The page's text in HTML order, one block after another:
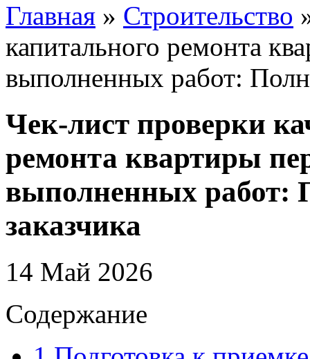
Главная » Строительство
капитального ремонта
выполненных работ:
Чек-лист проверки
ремонта квартиры
выполненных работ:
заказчика
14 Май 2026
Содержание